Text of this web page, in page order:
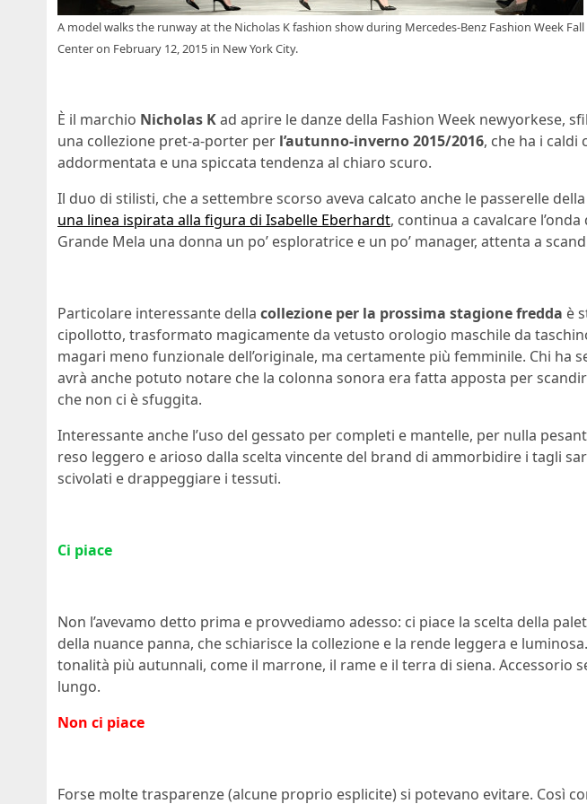
A model walks the runway at the Nicholas K fashion show during Mercedes-Benz Fashion Week
Center on February 12, 2015 in New York City.
È il marchio Nicholas Kad aprire le danze della Fashion Week newyorkese,
una collezione pret-a-porter per l’autunno-inverno 2015/2016, che ha i caldi
addormentata e una spiccata tendenza al chiaro scuro.
Il duo di stilisti, che a settembre scorso aveva calcato anche le passerelle della
una linea ispirata alla figura di Isabelle Eberhardt, continua a cavalcare
Grande Mela una donna un po’ esploratrice e un po’ manager, attenta a
Particolare interessante della collezione per la prossima stagione fredda è
cipollotto, trasformato magicamente da vetusto orologio maschile da
magari meno funzionale dell’originale, ma certamente più femminile. Chi ha
avrà anche potuto notare che la colonna sonora era fatta apposta per
che non ci è sfuggita.
Interessante anche l’uso del gessato per completi e mantelle, per nulla
reso leggero e arioso dalla scelta vincente del brand di ammorbidire i tagli
scivolati e drappeggiare i tessuti.
Ci piace
Non l’avevamo detto prima e provvediamo adesso: ci piace la scelta della
della nuance panna, che schiarisce la collezione e la rende leggera e
tonalità più autunnali, come il marrone, il rame e il terra di siena. Accessorio
lungo.
Non ci piace
Forse molte trasparenze (alcune proprio esplicite) si potevano evitare. Così